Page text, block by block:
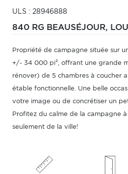
ULS : 28946888
840 RG BEAUSÉJOUR,
Propriété de campagne située sur
+/- 34 000 pi², offrant une grande
rénover) de 5 chambres à coucher
étable fonctionnelle. Une belle
votre image ou de concrétiser un
Profitez du calme de la campagne
seulement de la ville!